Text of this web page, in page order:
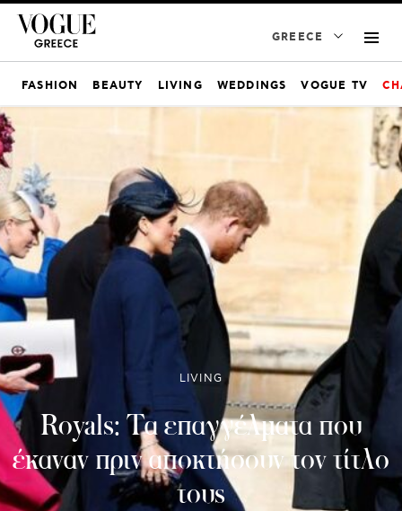
GREECE
FASHION BEAUTY LIVING WEDDINGS VOGUE TV
LIVING
Royals: Τα επαγγέλματα που
έκαναν πριν αποκτήσουν τον τίτλο
τους